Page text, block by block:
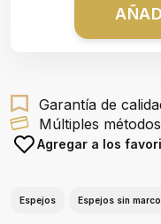
Garantía de
Múltiples
Agregar a los
Espejos Espejos sin marco